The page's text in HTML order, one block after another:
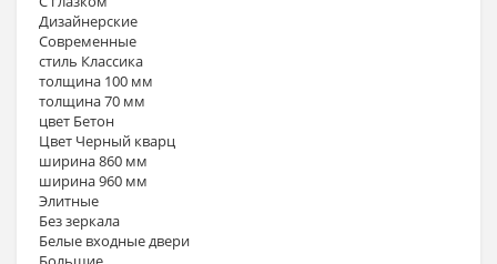
Дизайнерские
Современные
стиль Классика
толщина 100 мм
толщина 70 мм
цвет Бетон
Цвет Черный кварц
ширина 860 мм
ширина 960 мм
Элитные
Без зеркала
Белые входные двери